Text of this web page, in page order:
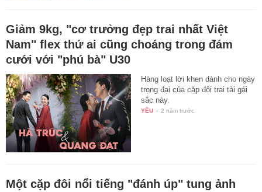
Giảm 9kg, "cơ trưởng đẹp trai nhất Việt
Nam" flex thứ ai cũng choáng trong đám
cưới với "phú bà" U30
Hàng loạt lời khen dành cho ngày
trọng đại của cặp đôi trai tài gái
sắc này.
YÊU - 2 năm trước
Một cặp đôi nổi tiếng "đánh úp" tung ảnh